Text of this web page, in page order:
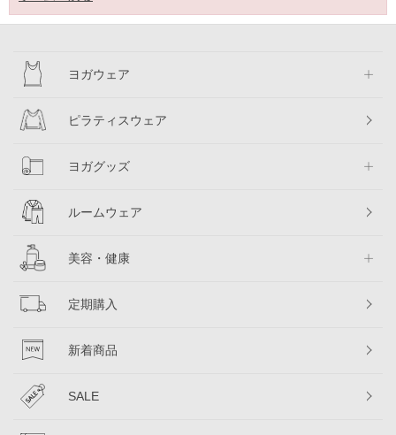
ヨガウェア
ピラティスウェア
ヨガグッズ
ルームウェア
美容・健康
定期購入
新着商品
SALE